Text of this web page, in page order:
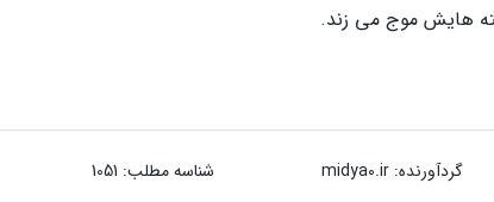
هایش موج می زند.
گردآورنده:midya0.ir شناسه مطلب: 1051